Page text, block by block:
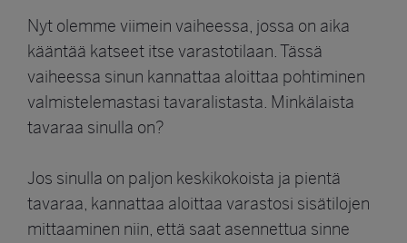
Nyt olemme viimein vaiheessa, jossa on aika
kääntää katseet itse varastotilaan. Tässä
vaiheessa sinun kannattaa aloittaa pohtiminen
valmistelemastasi tavaralistasta. Minkälaista
tavaraa sinulla on?
Jos sinulla on paljon keskikokoista ja pientä
tavaraa, kannattaa aloittaa varastosi sisätilojen
mittaaminen niin, että saat asennettua sinne